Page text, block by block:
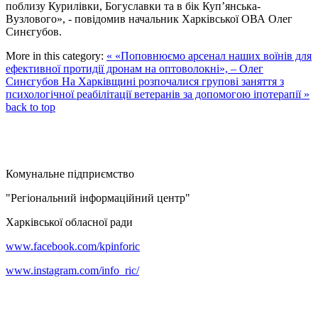
поблизу Курилівки, Богуславки та в бік Куп’янська-
Вузлового», - повідомив начальник Харківської ОВА Олег
Синєгубов.
More in this category: « «Поповнюємо арсенал наших воїнів для
ефективної протидії дронам на оптоволокні», – Олег
Синєгубов На Харківщині розпочалися групові заняття з
психологічної реабілітації ветеранів за допомогою іпотерапії »
back to top
Комунальне підприємство
"Регіональний інформаційний центр"
Харківської обласної ради
www.facebook.com/kpinforic
www.instagram.com/info_ric/